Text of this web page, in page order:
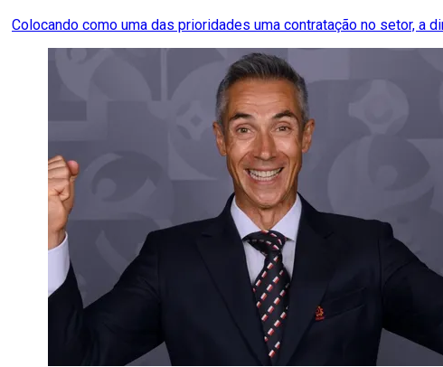
Colocando como uma das prioridades uma contratação no setor, a